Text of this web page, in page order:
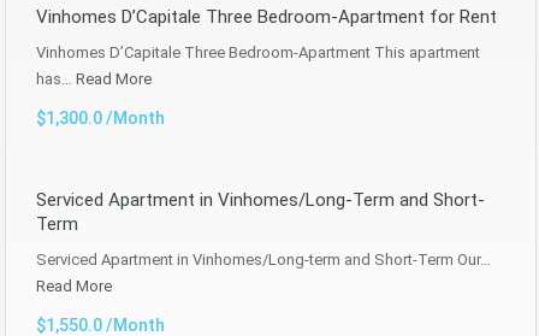
Vinhomes D’Capitale Three Bedroom-Apartment for Rent
Vinhomes D’Capitale Three Bedroom-Apartment This apartment
has… Read More
$1,300.0 /Month
Serviced Apartment in Vinhomes/Long-Term and Short-
Term
Serviced Apartment in Vinhomes/Long-term and Short-Term Our…
Read More
$1,550.0 /Month